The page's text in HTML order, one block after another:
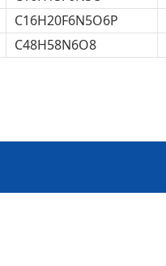
C16H20F6N5O6P
C48H58N6O8